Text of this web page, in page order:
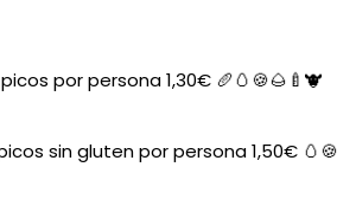
por persona 1,30€ 🥖🥚🍪️🌰🍼🐮
sin gluten por persona 1,50€ 🥚🍪️